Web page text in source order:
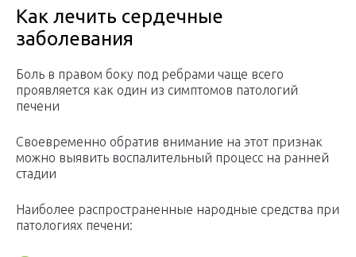
Как лечить сердечные
заболевания
Боль в правом боку под ребрами чаще всего
проявляется как один из симптомов патологий
печени
Своевременно обратив внимание на этот признак
можно выявить воспалительный процесс на ранней
стадии
Наиболее распространенные народные средства при
патологиях печени: